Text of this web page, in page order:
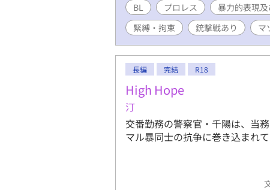
BL プロレス 暴力的表現
緊縛・拘束
銃撃戦あり マ
長編 完結 R18
High Hope
汀
交番勤務の警察官・千陽は、当
マル暴同士の抗争に巻き込まれ